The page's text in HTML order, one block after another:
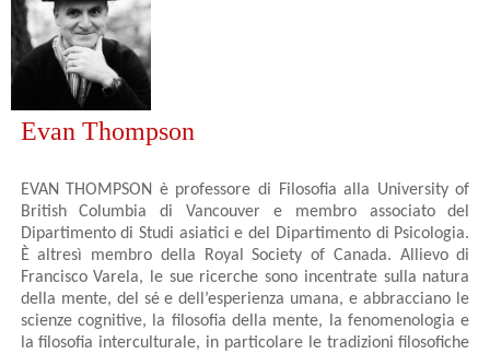
Evan Thompson
EVAN THOMPSON è professore di Filosofia alla University of
British Columbia di Vancouver e membro associato del
Dipartimento di Studi asiatici e del Dipartimento di Psicologia.
È altresì membro della Royal Society of Canada. Allievo di
Francisco Varela, le sue ricerche sono incentrate sulla natura
della mente, del sé e dell’esperienza umana, e abbracciano le
scienze cognitive, la filosofia della mente, la fenomenologia e
la filosofia interculturale, in particolare le tradizioni filosofiche